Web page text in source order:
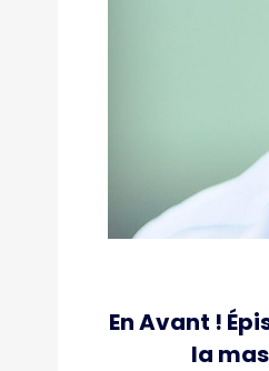
En Avant !
la